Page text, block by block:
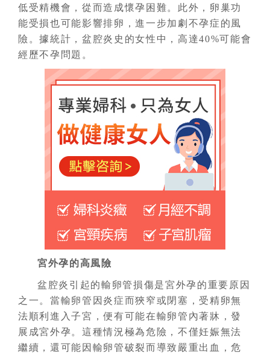
低受精機會，從而造成懷孕困難。此外，卵巢功
能受損也可能影響排卵，進一步加劇不孕症的風
險。據統計，盆腔炎史的女性中，高達40%可能會
經歷不孕問題。
宮外孕的高風險
盆腔炎引起的輸卵管損傷是宮外孕的重要原因
之一。當輸卵管因炎症而狹窄或閉塞，受精卵無
法順利進入子宮，便有可能在輸卵管內著牀，發
展成宮外孕。這種情況極為危險，不僅妊娠無法
繼續，還可能因輸卵管破裂而導致嚴重出血，危